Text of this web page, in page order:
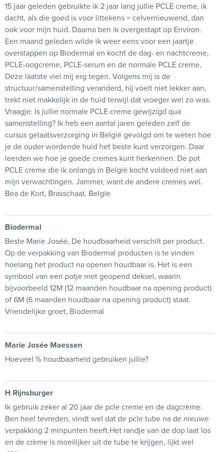
15 jaar geleden gebruikte ik 2 jaar lang jullie PCLE creme, ik
dacht, als die goed is voor littekens = celvernieuwend, dan
ook voor mijn huid. Daarna ben ik overgestapt op Environ.
Een maand geleden wilde ik weer eens voor een jaartje
overstappen op Biodermal en kocht de dag- en nachtcreme,
PCLE-oogcreme, PCLE-serum en de normale PCLE creme,
Deze laatste viel mij erg tegen. Volgens mij is de
structuur/samenstelling veranderd, hij voelt niet lekker aan,
trekt niet makkelijk in de huid terwijl dat vroeger wel zo was.
Vraagje: Is jullie normale PCLE creme gewijzigd qua
samenstelling? Ik heb een aantal jaren geleden zelf de
cursus gelaatsverzorging in België gevolgd om te weten hoe
je de ouder wordende huid het beste kunt verzorgen. Daar
leerden we hoe je goede cremes kunt herkennen. De pot
PCLE creme die ik onlangs in België kocht voldeed niet aan
mijn verwachtingen. Jammer, want de andere cremes wel.
Bea de Kort, Brasschaat, Belgie
Biodermal
Beste Marie Joséé, De houdbaarheid verschilt per product.
Op de verpakking van Biodermal producten is te vinden
hoelang het product na openen houdbaar is. Het is een
symbool van een potje met geopend deksel, waarin
bijvoorbeeld 12M (12 maanden houdbaar na opening product)
of 6M (6 maanden houdbaar na opening product) staat.
Vriendelijke groet, Biodermal
Marie Josée Maessen
Hoeveel % houdbaarheid gebruiken jullie?
H Rijnsburger
Ik gebruik zeker al 20 jaar de pcle creme en de dagcrème.
Ben heel tevreden, vindt wel dat de pcle tube na de nieuwe
verpakking 2 minpunten heeft.Het randje van de dop laat los
en de crème is moeilijker uit de tube te krijgen, lijkt wel